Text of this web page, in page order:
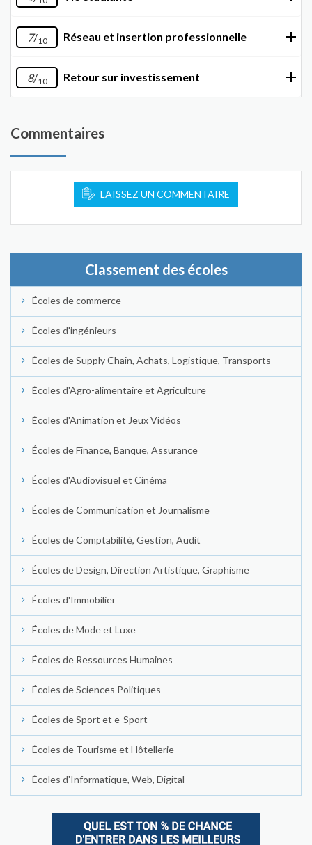
7/10 Réseau et insertion professionnelle
8/10 Retour sur investissement
Commentaires
LAISSEZ UN COMMENTAIRE
Classement des écoles
Écoles de commerce
Écoles d'ingénieurs
Écoles de Supply Chain, Achats, Logistique, Transports
Écoles d'Agro-alimentaire et Agriculture
Écoles d'Animation et Jeux Vidéos
Écoles de Finance, Banque, Assurance
Écoles d'Audiovisuel et Cinéma
Écoles de Communication et Journalisme
Écoles de Comptabilité, Gestion, Audit
Écoles de Design, Direction Artistique, Graphisme
Écoles d'Immobilier
Écoles de Mode et Luxe
Écoles de Ressources Humaines
Écoles de Sciences Politiques
Écoles de Sport et e-Sport
Écoles de Tourisme et Hôtellerie
Écoles d'Informatique, Web, Digital